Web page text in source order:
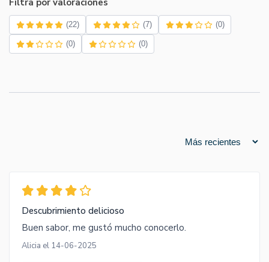
Filtra por valoraciones
(22) (7) (0)
(0) (0)
Descubrimiento delicioso
Buen sabor, me gustó mucho conocerlo.
Alicia el 14-06-2025